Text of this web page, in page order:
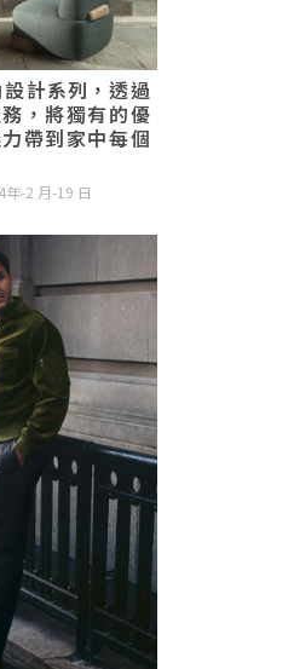
計系列，透過
，將獨有的優
帶到家中每個
年-2 月-19 日